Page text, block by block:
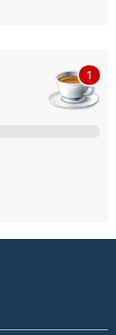
1